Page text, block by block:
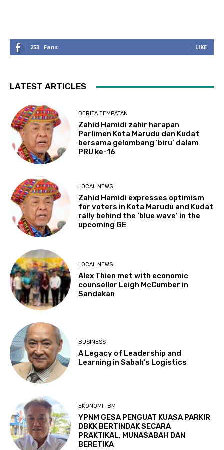
253 Fans LIKE
LATEST ARTICLES
BERITA TEMPATAN
Zahid Hamidi zahir harapan
Parlimen Kota Marudu dan Kudat
bersama gelombang ‘biru’ dalam
PRU ke-16
LOCAL NEWS
Zahid Hamidi expresses optimism
for voters in Kota Marudu and Kudat
rally behind the ‘blue wave’ in the
upcoming GE
LOCAL NEWS
Alex Thien met with economic
counsellor Leigh McCumber in
Sandakan
BUSINESS
A Legacy of Leadership and
Learning in Sabah’s Logistics
EKONOMI -BM
YPNM GESA PENGUAT KUASA PARKIR
DBKK BERTINDAK SECARA
PRAKTIKAL, MUNASABAH DAN
BERETIKA